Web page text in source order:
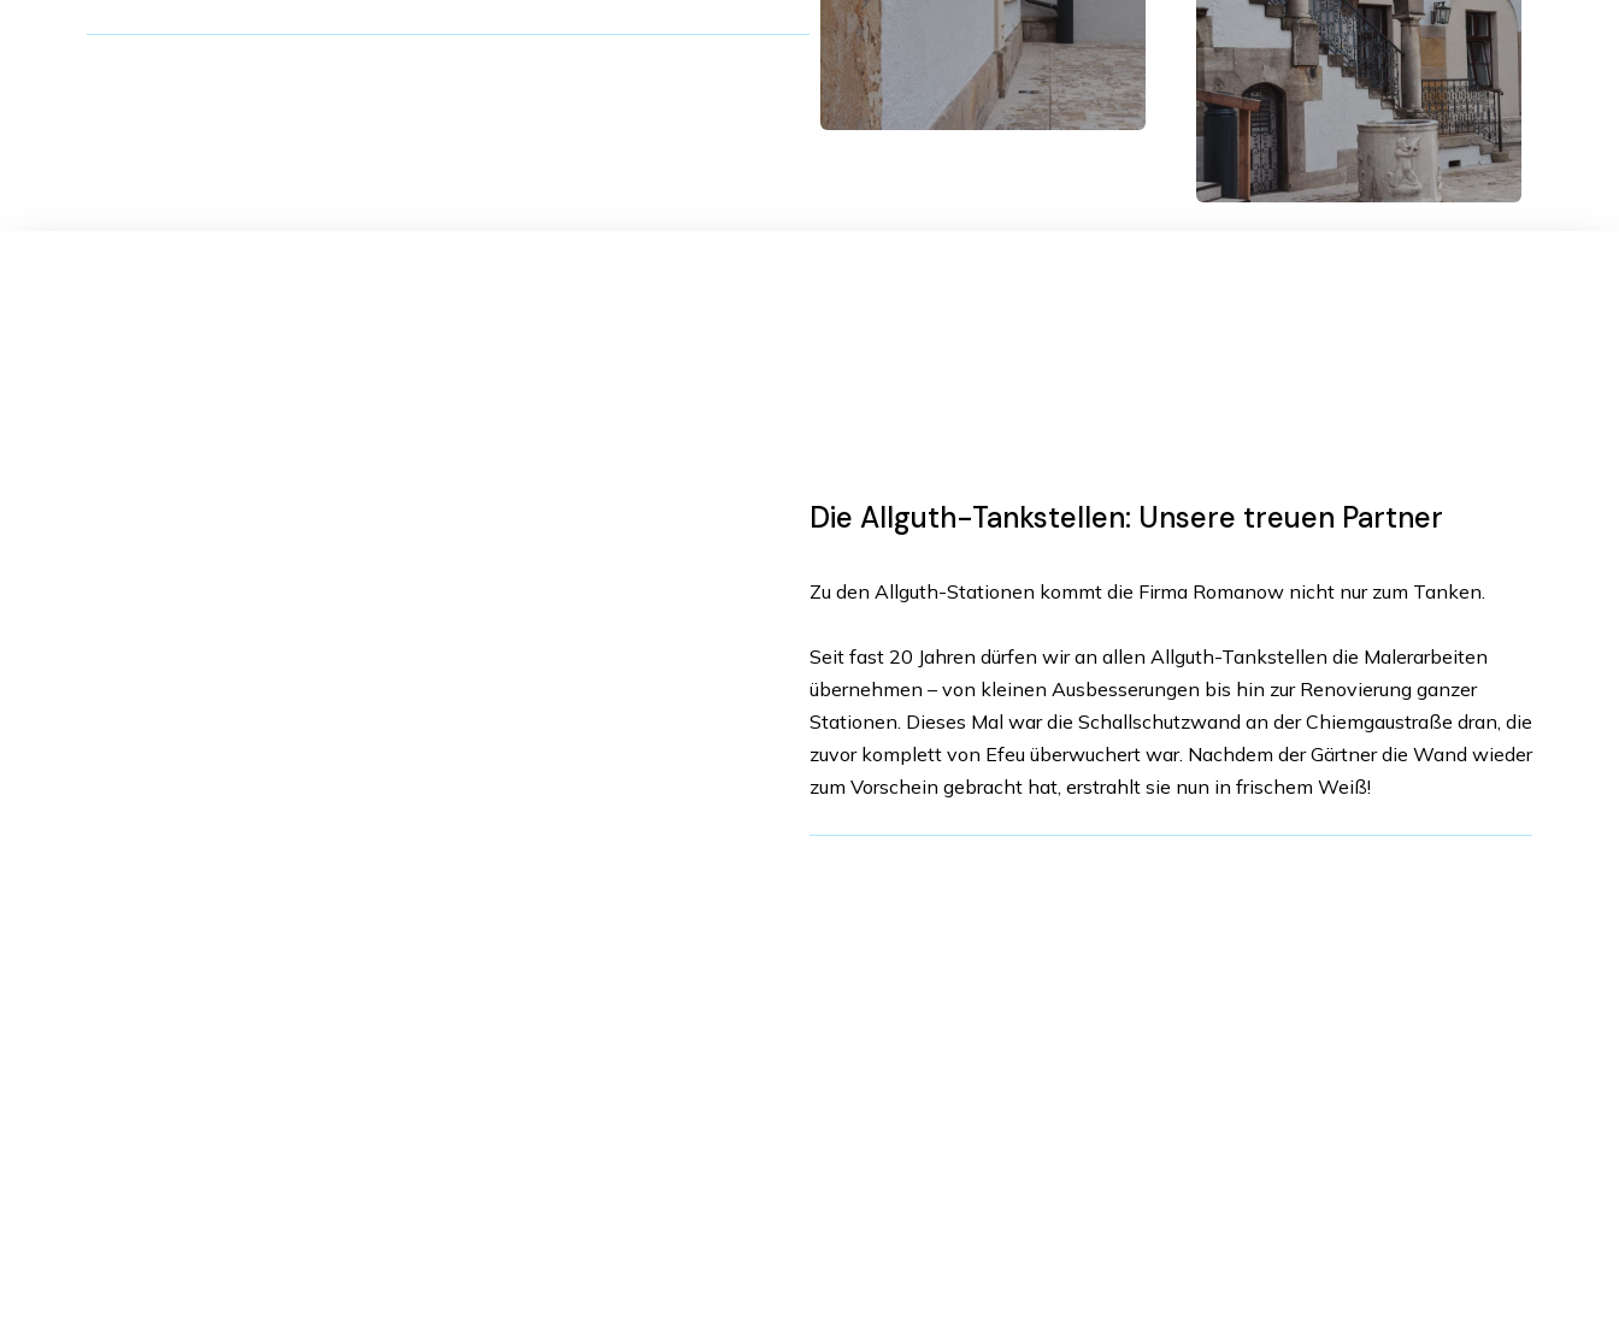
Die Allguth-Tankstellen: Unsere treuen Partner
Zu den Allguth-Stationen kommt die Firma Romanow nicht nur zum Tanken.
Seit fast 20 Jahren dürfen wir an allen Allguth-Tankstellen die Malerarbeiten
übernehmen – von kleinen Ausbesserungen bis hin zur Renovierung ganzer
Stationen. Dieses Mal war die Schallschutzwand an der Chiemgaustraße dran, die
zuvor komplett von Efeu überwuchert war. Nachdem der Gärtner die Wand wieder
zum Vorschein gebracht hat, erstrahlt sie nun in frischem Weiß!